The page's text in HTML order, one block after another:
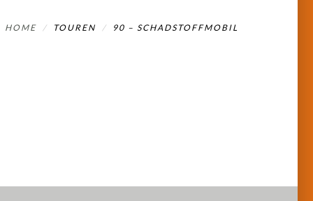
HOME TOUREN 90 – SCHADSTOFFMOBIL